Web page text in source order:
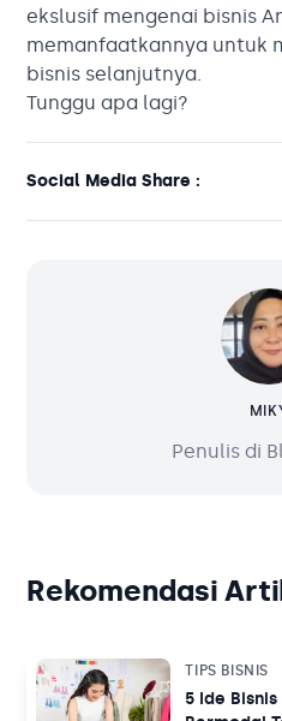
ekslusif mengenai bisnis
memanfaatkannya untuk
bisnis selanjutnya.
Tunggu apa lagi?
Social Media Share :
Penulis di
Rekomendasi
TIPS BISNIS
5 Ide